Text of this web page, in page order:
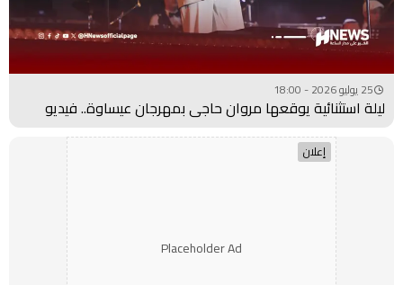
25 يوليو 2026 - 18:00
ليلة استثنائية يوقعها مروان حاجي بمهرجان عيساوة.. فيديو
إعلان
Placeholder Ad